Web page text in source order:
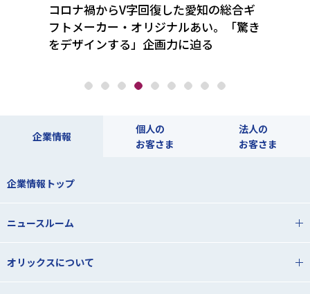
コロナ禍からV字回復した愛知の総合ギ
フトメーカー・オリジナルあい。「驚き
をデザインする」企画力に迫る
企業情報
個人の
お客さま
法人の
お客さま
企業情報トップ
ニュースルーム
オリックスについて